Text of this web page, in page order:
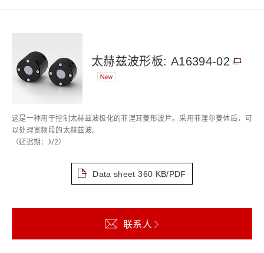
太赫兹波形板: A16394-02
这是一种用于控制太赫兹波极化的菲涅耳菱形波片。采用菲涅尔菱体后，可
以处理宽频段的太赫兹波。
（延迟期：λ/2）
Data sheet 360 KB/PDF
联系人